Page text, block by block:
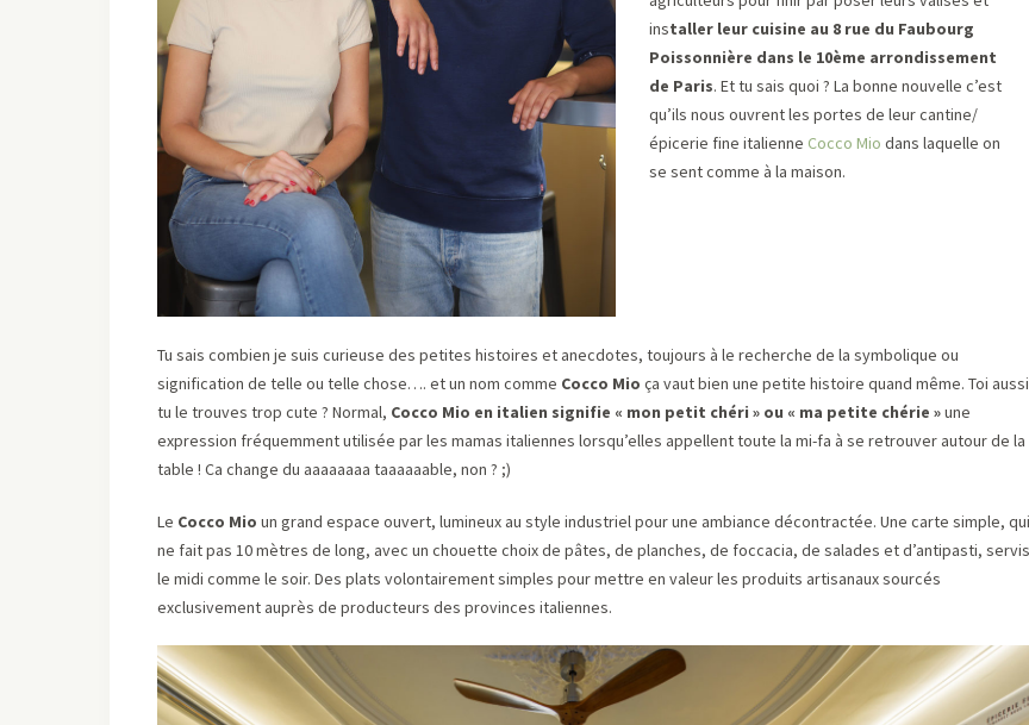
installer leur cuisine au 8 rue du Faubourg
Poissonnière dans le 10ème arrondissement
de Paris. Et tu sais quoi ? La bonne nouvelle c’est
qu’ils nous ouvrent les portes de leur cantine/
épicerie fine italienne CoccoMio dans laquelle on
se sent comme à la maison.
Tu sais combien je suis curieuse des petites histoires et anecdotes, toujours à le recherche de la symbolique ou
signification de telle ou telle chose…. et un nom comme Cocco Mio ça vaut bien une petite histoire quand même. Toi aussi
tu le trouves trop cute ? Normal, Cocco Mio en italien signifie « mon petit chéri » ou « ma petite chérie »une
expression fréquemment utilisée par les mamas italiennes lorsqu’elles appellent toute la mi-fa à se retrouver autour de la
table ! Ca change du aaaaaaaa taaaaaable, non ? ;)
Le Cocco Mio un grand espace ouvert, lumineux au style industriel pour une ambiance décontractée. Une carte simple, qui
ne fait pas 10 mètres de long, avec un chouette choix de pâtes, de planches, de foccacia, de salades et d’antipasti, servis
le midi comme le soir. Des plats volontairement simples pour mettre en valeur les produits artisanaux sourcés
exclusivement auprès de producteurs des provinces italiennes.